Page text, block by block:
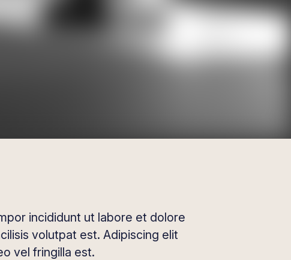
incididunt ut labore et dolore
volutpat est. Adipiscing elit
vel fringilla est.